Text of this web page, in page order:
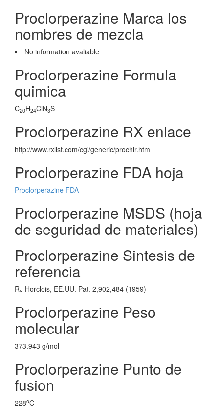
Proclorperazine Marca los
nombres de mezcla
No information avaliable
Proclorperazine Formula
quimica
C20H24ClN3S
Proclorperazine RX enlace
http://www.rxlist.com/cgi/generic/prochlr.htm
Proclorperazine FDA hoja
Proclorperazine FDA
Proclorperazine MSDS (hoja
de seguridad de materiales)
Proclorperazine Sintesis de
referencia
RJ Horclois, EE.UU. Pat. 2,902,484 (1959)
Proclorperazine Peso
molecular
373.943 g/mol
Proclorperazine Punto de
fusion
228oC